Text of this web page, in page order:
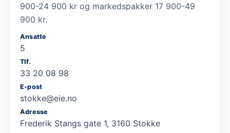
900-24 900 kr og markedspakker 17 900-49
900 kr.
Ansatte
5
Tlf.
33 20 08 98
E-post
stokke@eie.no
Adresse
Frederik Stangs gate 1, 3160 Stokke